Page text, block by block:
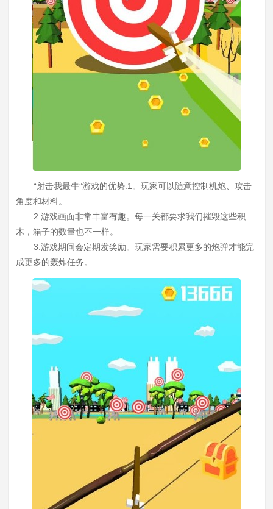
“射击我最牛”游戏的优势:1。玩家可以随意控制机炮、攻击
角度和材料。
2.游戏画面非常丰富有趣。每一关都要求我们摧毁这些积
木，箱子的数量也不一样。
3.游戏期间会定期发奖励。玩家需要积累更多的炮弹才能完
成更多的轰炸任务。